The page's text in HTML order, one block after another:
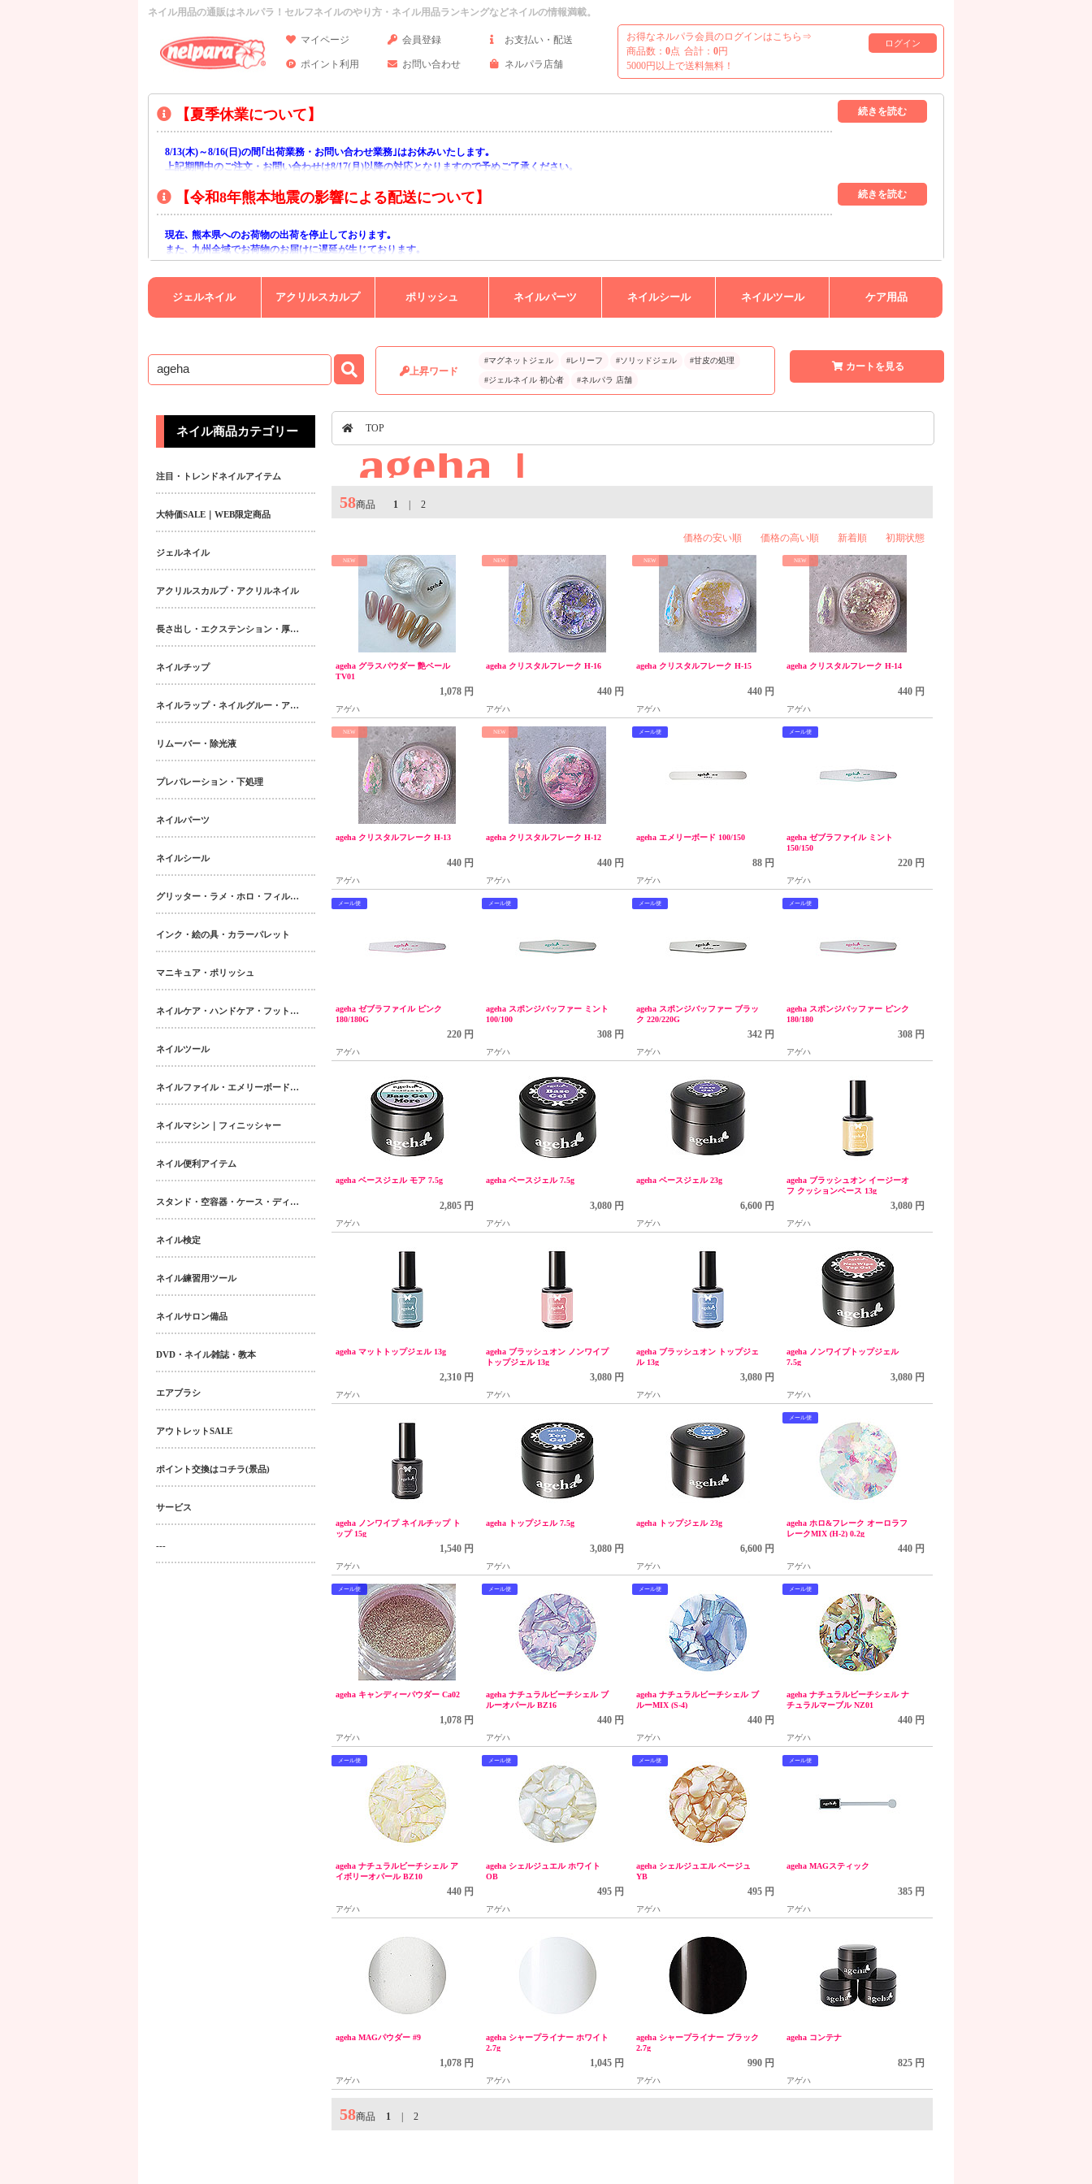
ネイル用品の通販はネルパラ！セルフネイルのやり方・ネイル用品ランキングなどネイルの情報満載。
マイページ 会員登録 お支払い・配送
ポイント利用 お問い合わせ ネルパラ店舗
お得なネルパラ会員のログインはこちら⇒
ログイン
商品数： 0点 合計： 0円
5000円以上で送料無料！
【夏季休業について】
8/13(木)～8/16(日)の間｢出荷業務・お問い合わせ業務｣はお休みいたします｡
上記期間中のご注文・お問い合わせは8/17(月)以降の対応となりますので予めご了承ください｡
【令和8年熊本地震の影響による配送について】
現在､ 熊本県へのお荷物の出荷を停止しております｡
また､ 九州全域でお荷物のお届けに遅延が生じております｡
ご不便をおかけいたしますが､ 何卒ご理解賜りますようお願い申し上げます｡
ジェルネイル アクリルスカルプ ポリッシュ ネイルパーツ ネイルシール ネイルツール ケア用品
上昇ワード
#マグネットジェル #レリーフ #ソリッドジェル #甘皮の処理
#ジェルネイル 初心者 #ネルパラ 店舗
カートを見る
ネイル商品カテゴリー
注目・トレンドネイルアイテム
大特価SALE｜WEB限定商品
ジェルネイル
アクリルスカルプ・アクリルネイル
長さ出し・エクステンション・厚み出しアイテム
ネイルチップ
ネイルラップ・ネイルグルー・アクティベーター・フィラー
リムーバー・除光液
プレパレーション・下処理
ネイルパーツ
ネイルシール
グリッター・ラメ・ホロ・フィルム・パウダー｜ネイルパーツ
インク・絵の具・カラーパレット
マニキュア・ポリッシュ
ネイルケア・ハンドケア・フットケア・ボディケア
ネイルツール
ネイルファイル・エメリーボード・シャイナー
ネイルマシン｜フィニッシャー
ネイル便利アイテム
スタンド・空容器・ケース・ディスペンサー類
ネイル検定
ネイル練習用ツール
ネイルサロン備品
DVD・ネイル雑誌・教本
エアブラシ
アウトレットSALE
ポイント交換はコチラ(景品)
サービス
---
TOP
ageha｜
58商品 1 2
価格の安い順 価格の高い順 新着順 初期状態
NEW
ageha グラスパウダー 艶ベール
TV01
1,078 円
アゲハ
NEW
ageha クリスタルフレーク H-16
440 円
アゲハ
NEW
ageha クリスタルフレーク H-15
440 円
アゲハ
NEW
ageha クリスタルフレーク H-14
440 円
アゲハ
NEW
ageha クリスタルフレーク H-13
440 円
アゲハ
NEW
ageha クリスタルフレーク H-12
440 円
アゲハ
メール便
ageha エメリーボード 100/150
88 円
アゲハ
メール便
ageha ゼブラファイル ミント
150/150
220 円
アゲハ
メール便
ageha ゼブラファイル ピンク
180/180G
220 円
アゲハ
メール便
ageha スポンジバッファー ミント
100/100
308 円
アゲハ
メール便
ageha スポンジバッファー ブラッ
ク 220/220G
342 円
アゲハ
メール便
ageha スポンジバッファー ピンク
180/180
308 円
アゲハ
ageha ベースジェル モア 7.5g
2,805 円
アゲハ
ageha ベースジェル 7.5g
3,080 円
アゲハ
ageha ベースジェル 23g
6,600 円
アゲハ
ageha ブラッシュオン イージーオ
フ クッションベース 13g
3,080 円
アゲハ
ageha マットトップジェル 13g
2,310 円
アゲハ
ageha ブラッシュオン ノンワイプ
トップジェル 13g
3,080 円
アゲハ
ageha ブラッシュオン トップジェ
ル 13g
3,080 円
アゲハ
ageha ノンワイプトップジェル
7.5g
3,080 円
アゲハ
ageha ノンワイプ ネイルチップ ト
ップ 15g
1,540 円
アゲハ
ageha トップジェル 7.5g
3,080 円
アゲハ
ageha トップジェル 23g
6,600 円
アゲハ
メール便
ageha ホロ&フレーク オーロラフ
レークMIX (H-2) 0.2g
440 円
アゲハ
メール便
ageha キャンディーパウダー Ca02
1,078 円
アゲハ
メール便
ageha ナチュラルビーチシェル ブ
ルーオパール BZ16
440 円
アゲハ
メール便
ageha ナチュラルビーチシェル ブ
ルーMIX (S-4)
440 円
アゲハ
メール便
ageha ナチュラルビーチシェル ナ
チュラルマーブル NZ01
440 円
アゲハ
メール便
ageha ナチュラルビーチシェル ア
イボリーオパール BZ10
440 円
アゲハ
メール便
ageha シェルジュエル ホワイト
OB
495 円
アゲハ
メール便
ageha シェルジュエル ベージュ
YB
495 円
アゲハ
メール便
ageha MAGスティック
385 円
アゲハ
ageha MAGパウダー #9
1,078 円
アゲハ
ageha シャープライナー ホワイト
2.7g
1,045 円
アゲハ
ageha シャープライナー ブラック
2.7g
990 円
アゲハ
ageha コンテナ
825 円
アゲハ
58商品 1 2